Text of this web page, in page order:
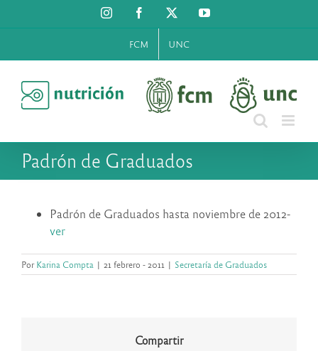
al
InstagramFacebook YouTube
FCM UNC
Padrón de Graduados
Padrón de Graduados hasta noviembre de 2012-
ver
PorKarina Compta | 21 febrero - 2011 | Secretaría de Graduados
Compartir